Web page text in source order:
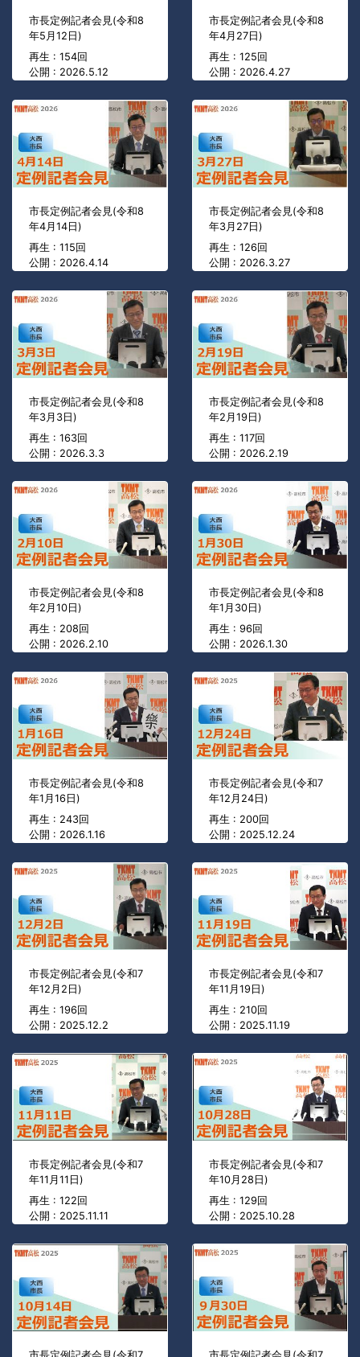
市長定例記者会見(令和8
年5月12日)
再生 : 154回
公開 : 2026.5.12
市長定例記者会見(令和8
年4月27日)
再生 : 125回
公開 : 2026.4.27
市長定例記者会見(令和8
年4月14日)
再生 : 115回
公開 : 2026.4.14
市長定例記者会見(令和8
年3月27日)
再生 : 126回
公開 : 2026.3.27
市長定例記者会見(令和8
年3月3日)
再生 : 163回
公開 : 2026.3.3
市長定例記者会見(令和8
年2月19日)
再生 : 117回
公開 : 2026.2.19
市長定例記者会見(令和8
年2月10日)
再生 : 208回
公開 : 2026.2.10
市長定例記者会見(令和8
年1月30日)
再生 : 96回
公開 : 2026.1.30
市長定例記者会見(令和8
年1月16日)
再生 : 243回
公開 : 2026.1.16
市長定例記者会見(令和7
年12月24日)
再生 : 200回
公開 : 2025.12.24
市長定例記者会見(令和7
年12月2日)
再生 : 196回
公開 : 2025.12.2
市長定例記者会見(令和7
年11月19日)
再生 : 210回
公開 : 2025.11.19
市長定例記者会見(令和7
年11月11日)
再生 : 122回
公開 : 2025.11.11
市長定例記者会見(令和7
年10月28日)
再生 : 129回
公開 : 2025.10.28